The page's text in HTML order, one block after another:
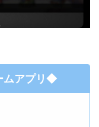
ムアプリ◆